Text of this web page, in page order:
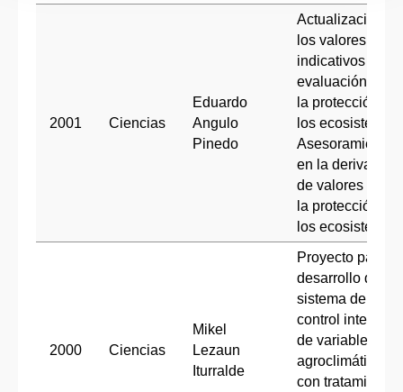
2001 Ciencias
Eduardo
Angulo
Pinedo
Actualización de
los valores
indicativos de
evaluación para
la protección de
los ecosistemas.
Asesoramiento
en la derivación
de valores para
la protección de
los ecosistemas
2000 Ciencias
Mikel
Lezaun
Iturralde
Proyecto para el
desarrollo de un
sistema de
control integrado
de variables
agroclimáticas
con tratamiento